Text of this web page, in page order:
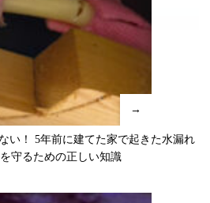
→
い！ 5年前に建てた家で起きた水漏れ
守るための正しい知識